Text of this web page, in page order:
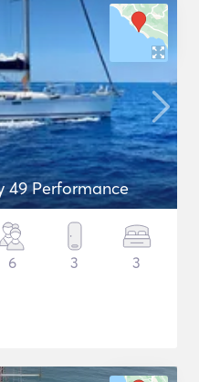
49 Performance
6 3 3